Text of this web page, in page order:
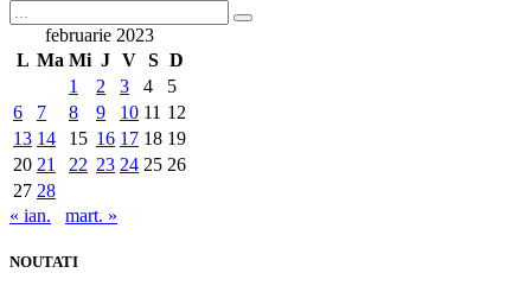
februarie 2023
L Ma Mi J V S D
1
2 3 4
5
6
7 8 9 10 11 12
13 14 15 16 17 18 19
20 21 22 23 24 25 26
27 28
« ian.
mart. »
NOUTATI